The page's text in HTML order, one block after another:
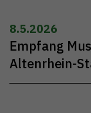
8.5.2026
Empfang
Altenrhein-